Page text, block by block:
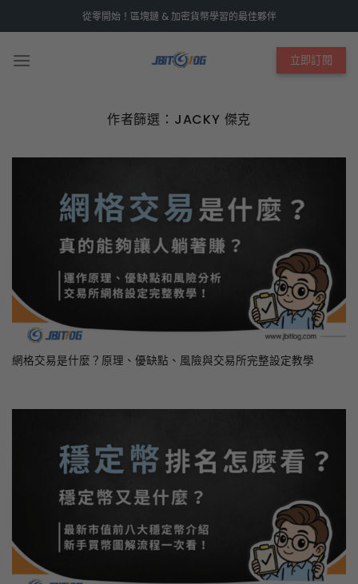
to
從零開始！區塊鏈 & 加密貨幣學習的最佳夥伴
立即訂閱
作者篩選： JACKY 傑克
網格交易是什麼？原理、優缺點、風險與交易所完整設定教學